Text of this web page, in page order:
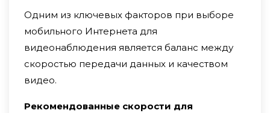
Одним из ключевых факторов при выборе
мобильного Интернета для
видеонаблюдения является баланс между
скоростью передачи данных и качеством
видео.
Рекомендованные скорости для